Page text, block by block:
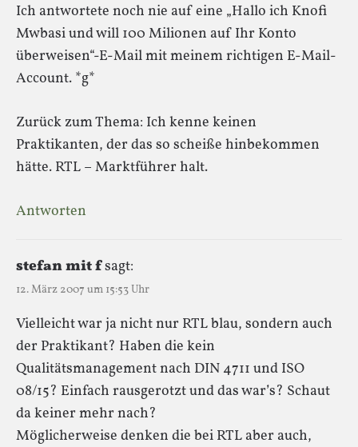
Ich antwortete noch nie auf eine „Hallo ich Knofi
Mwbasi und will 100 Milionen auf Ihr Konto
überweisen“-E-Mail mit meinem richtigen E-Mail-
Account. *g*
Zurück zum Thema: Ich kenne keinen
Praktikanten, der das so scheiße hinbekommen
hätte. RTL – Marktführer halt.
Antworten
stefan mit fsagt:
12. März 2007 um 15:53 Uhr
Vielleicht war ja nicht nur RTL blau, sondern auch
der Praktikant? Haben die kein
Qualitätsmanagement nach DIN 4711 und ISO
08/15? Einfach rausgerotzt und das war’s? Schaut
da keiner mehr nach?
Möglicherweise denken die bei RTL aber auch,